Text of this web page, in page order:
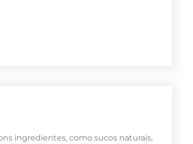
ingredientes, como sucos naturais,